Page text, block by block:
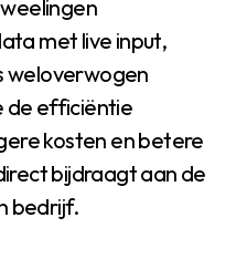
met live input,
weloverwogen
de efficiëntie
kosten en betere
bijdraagt aan de
bedrijf.